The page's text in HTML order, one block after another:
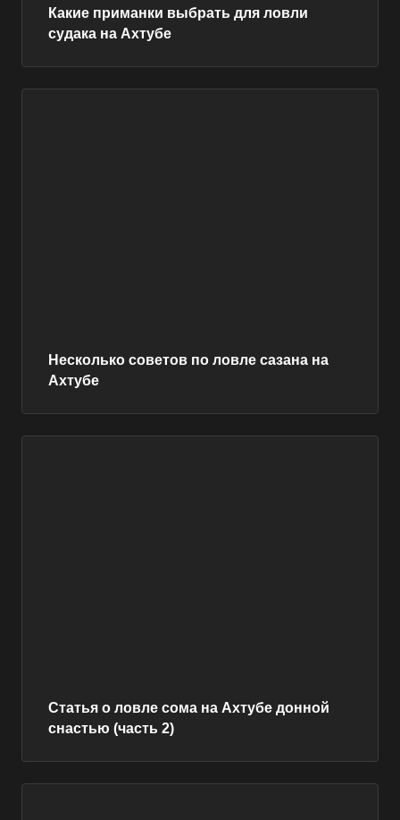
Какие приманки выбрать для ловли
судака на Ахтубе
Несколько советов по ловле сазана на
Ахтубе
Статья о ловле сома на Ахтубе донной
снастью (часть 2)